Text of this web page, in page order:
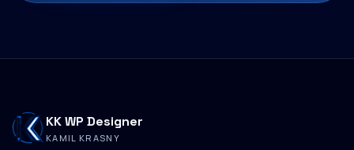
KK WP Designer
KAMIL KRASNY